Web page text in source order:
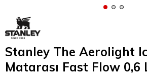
Stanley The Aerolight
Matarası Fast Flow 0,6